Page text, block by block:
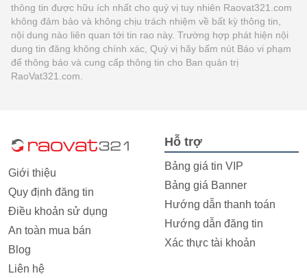
thông tin được hữu ích nhất cho quý vị tuy nhiên Raovat321.com
không đảm bảo và không chịu trách nhiệm về bất kỳ thông tin,
nội dung nào liên quan tới tin rao này. Trường hợp phát hiện nội
dung tin đăng không chính xác, Quý vị hãy bấm nút Báo vi phạm
để thông báo và cung cấp thông tin cho Ban quản trị
RaoVat321.com.
Giới thiệu
Quy định đăng tin
Điều khoản sử dụng
An toàn mua bán
Blog
Liên hệ
Hỗ trợ
Bảng giá tin VIP
Bảng giá Banner
Hướng dẫn thanh toán
Hướng dẫn đăng tin
Xác thực tài khoản